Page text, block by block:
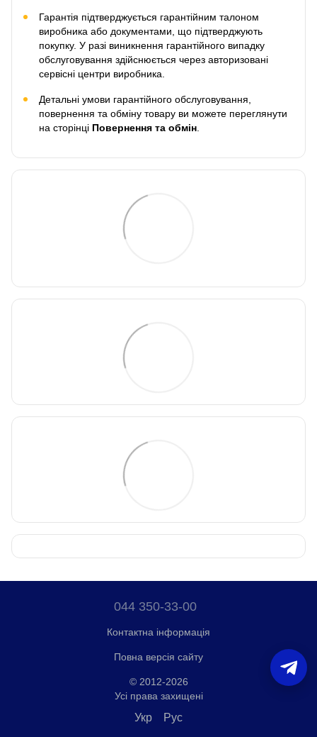
Гарантія підтверджується гарантійним талоном
виробника або документами, що підтверджують
покупку. У разі виникнення гарантійного випадку
обслуговування здійснюється через авторизовані
сервісні центри виробника.
Детальні умови гарантійного обслуговування,
повернення та обміну товару ви можете переглянути
на сторінці Повернення та обмін
044 350-33-00
Контактна інформація
Повна версія сайту
© 2012-2026
Усі права захищені
Укр Рус